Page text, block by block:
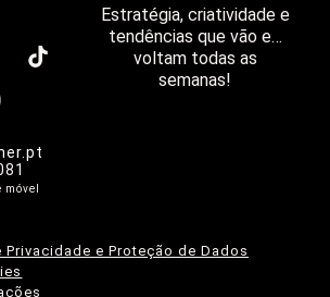
Estratégia, criatividade e
tendências que vão e…
voltam todas as
semanas!
Privacidade e Proteção de Dados